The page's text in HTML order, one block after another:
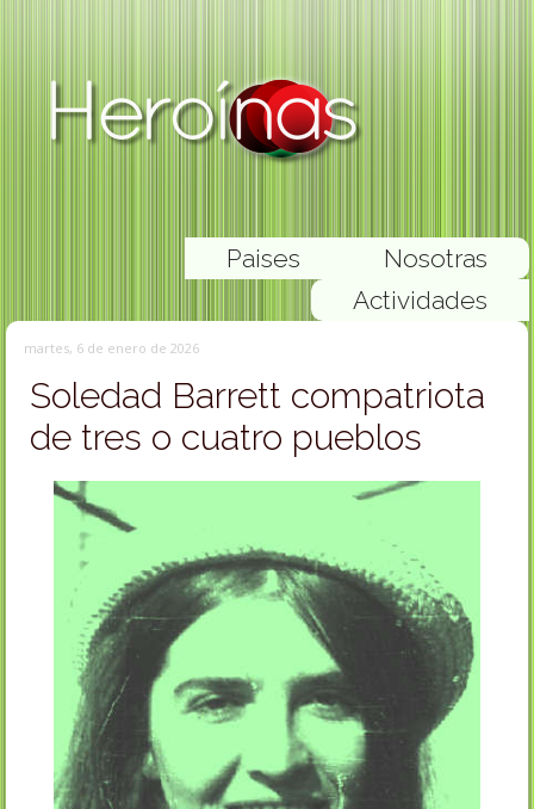
Nosotras
Paises
Actividades
martes, 6 de enero de 2026
Soledad Barrett compatriota
de tres o cuatro pueblos